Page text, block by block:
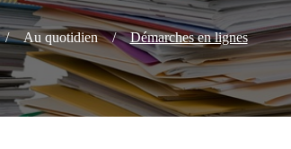
/ Au quotidien / Démarches en lignes